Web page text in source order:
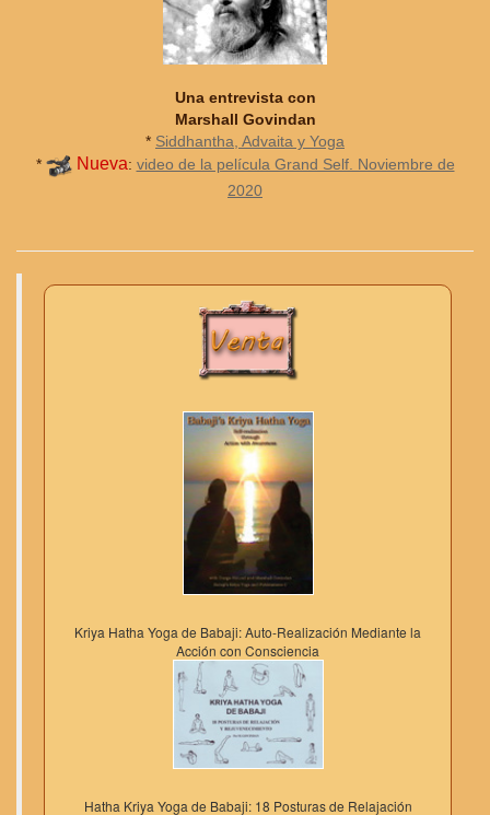
Una entrevista con
Marshall Govindan
* Siddhantha, Advaita y Yoga
*
Nueva: video de la película Grand Self. Noviembre de
2020
Kriya Hatha Yoga de Babaji: Auto-Realización Mediante la
Acción con Consciencia
Hatha Kriya Yoga de Babaji: 18 Posturas de Relajación